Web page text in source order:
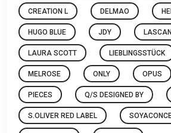
CREATION L DELMAO
HUGO BLUE JDY
LAURA SCOTT LIEBLINGSSTÜCK
MELROSE ONLY OPUS
PIECES Q/S DESIGNED BY
S.OLIVER RED LABEL